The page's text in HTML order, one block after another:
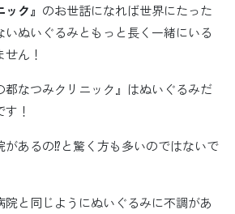
ク』 のお世話になれば世界にたった
ぬいぐるみともっと長く一緒にいる
ん！
都なつみクリニック』はぬいぐるみだ
！
があるの⁉と驚く方も多いのではないで
と同じようにぬいぐるみに不調があ